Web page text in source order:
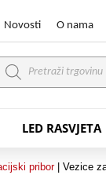
Novosti O nama
Products
LED RASVJETA
pribor| Vezice